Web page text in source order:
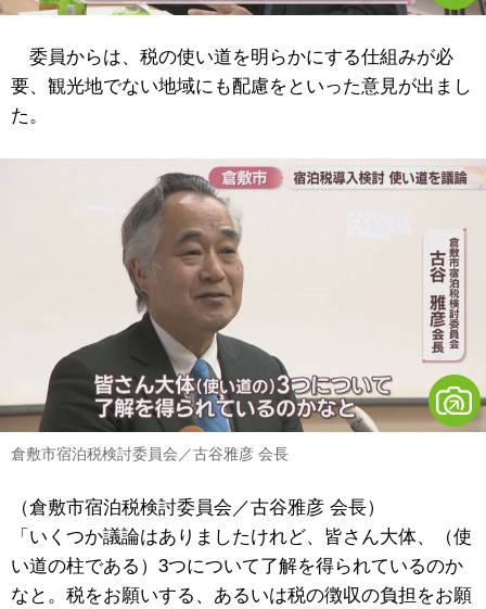
委員からは、税の使い道を明らかにする仕組みが必
要、観光地でない地域にも配慮をといった意見が出まし
た。
倉敷市宿泊税検討委員会／古谷雅彦 会長
（倉敷市宿泊税検討委員会／古谷雅彦 会長）
「いくつか議論はありましたけれど、皆さん大体、（使
い道の柱である）3つについて了解を得られているのか
なと。税をお願いする、あるいは税の徴収の負担をお願